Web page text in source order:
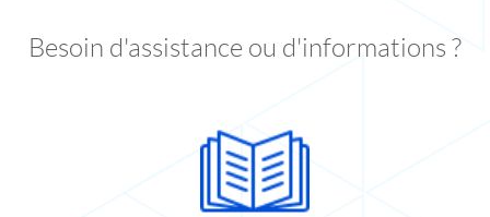
Besoin d'assistance ou d'informations ?